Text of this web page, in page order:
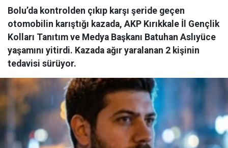
Bolu’da kontrolden çıkıp karşı şeride geçen
otomobilin karıştığı kazada, AKP Kırıkkale İl Gençlik
Kolları Tanıtım ve Medya Başkanı Batuhan Aslıyüce
yaşamını yitirdi. Kazada ağır yaralanan 2 kişinin
tedavisi sürüyor.